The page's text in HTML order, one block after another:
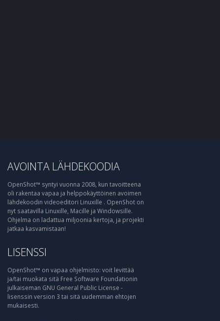
AVOINTA LÄHDEKOODIA
OpenShot™ syntyi vuonna 2008, kun tavoitteena
oli rakentaa vapaa ja helppokäyttöinen avoimen
lähdekoodin videoeditori Linuxille . OpenShot on
nyt saatavilla Linuxille, Macille ja Windowsille.
Ohjelma on ladattua miljoonia kertoja, ja projekti
jatkaa kasvamistaan!
LISENSSI
OpenShot™ on vapaa ohjelmisto: voit levittää
ja/tai muokata sitä Free Software Foundationin
julkaiseman GNU General Public License -
lisenssin version 3 tai sitä uudemman ehtojen
mukaisesti.